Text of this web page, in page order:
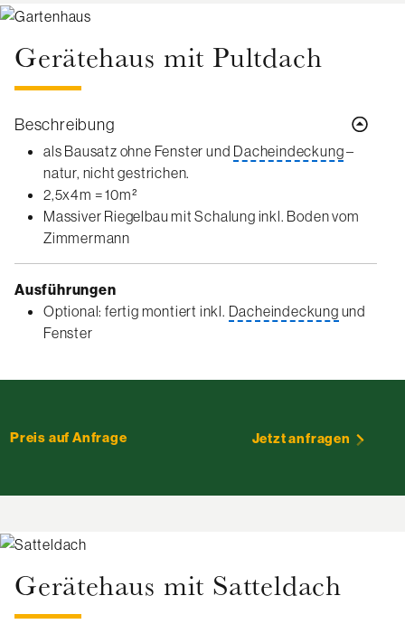
Gerätehaus mit Pultdach
Beschreibung
als Bausatz ohne Fenster und Dacheindeckung–
natur, nicht gestrichen.
2,5x4m = 10m²
Massiver Riegelbau mit Schalung inkl. Boden vom
Zimmermann
Ausführungen
Optional: fertig montiert inkl. Dacheindeckung und
Fenster
Preis auf Anfrage Jetzt anfragen
Gerätehaus mit Satteldach